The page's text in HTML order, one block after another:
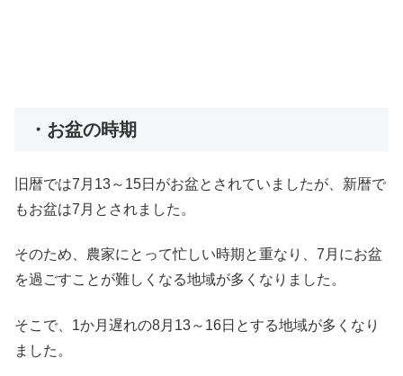
・お盆の時期
旧暦では7月13～15日がお盆とされていましたが、新暦で
もお盆は7月とされました。
そのため、農家にとって忙しい時期と重なり、7月にお盆
を過ごすことが難しくなる地域が多くなりました。
そこで、1か月遅れの8月13～16日とする地域が多くなり
ました。